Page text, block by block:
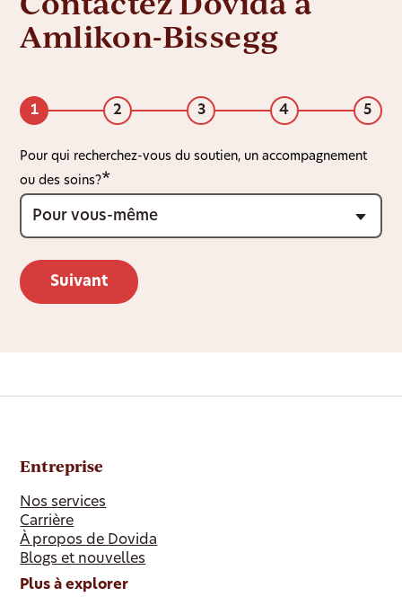
Amlikon-Bissegg
1 2 3 4 5
Pour qui recherchez-vous du soutien, un accompagnement
ou des soins?
Entreprise
Nos services
Carrière
À propos de Dovida
Blogs et nouvelles
Plus à explorer